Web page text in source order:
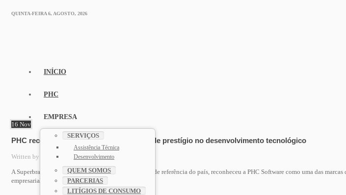
QUINTA-FEIRA 6, AGOSTO, 2026
INÍCIO
PHC
EMPRESA
SERVIÇOS
Assistência Técnica
Desenvolvimento
QUEM SOMOS
PARCERIAS
LITÍGIOS DE CONSUMO
16 Nov
PHC reconhecida como uma das marcas de prestígio no desenvolvimento tecnológico
Written by admin_wp_f1. Posted inPHC
A Superbrands Moçambique, que distingue as marcas de referência do país, reconheceu a PHC Software como uma das
empresarial.